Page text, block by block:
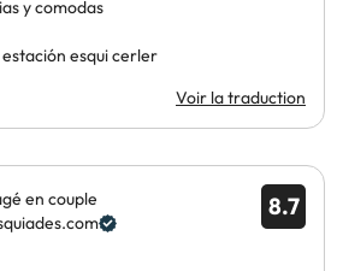
y comodas
esqui cerler
Voir la traduction
8.7
en couple